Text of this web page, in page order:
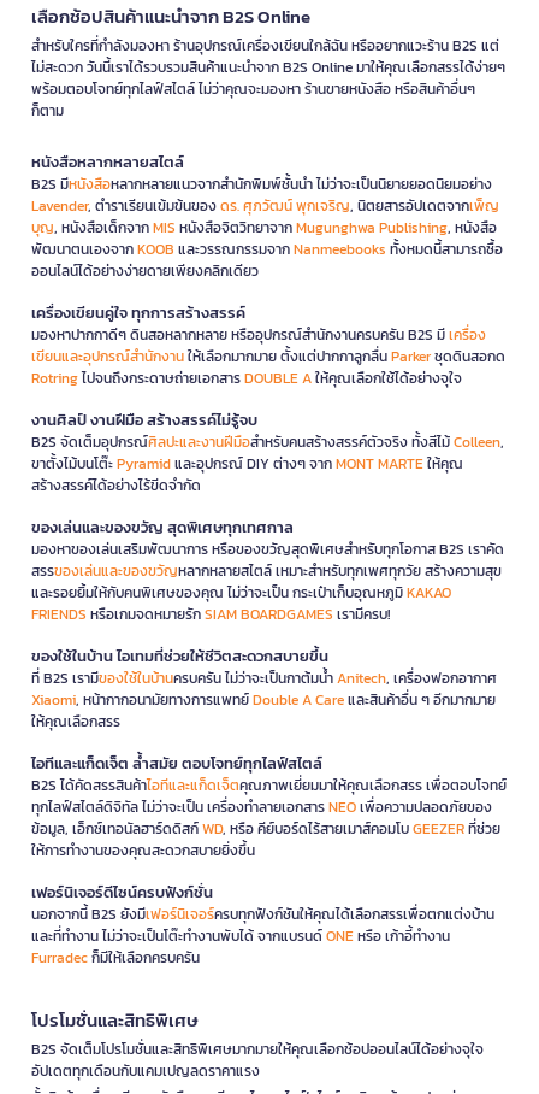
เลือกช้อปสินค้าแนะนำจาก B2S Online
สำหรับใครที่กำลังมองหา ร้านอุปกรณ์เครื่องเขียนใกล้ฉัน หรืออยากแวะร้าน B2S แต่
ไม่สะดวก วันนี้เราได้รวบรวมสินค้าแนะนำจาก B2S Online มาให้คุณเลือกสรรได้ง่ายๆ
พร้อมตอบโจทย์ทุกไลฟ์สไตล์ ไม่ว่าคุณจะมองหา ร้านขายหนังสือ หรือสินค้าอื่นๆ
ก็ตาม
หนังสือหลากหลายสไตล์
B2S มีหนังสือหลากหลายแนวจากสำนักพิมพ์ชั้นนำ ไม่ว่าจะเป็นนิยายยอดนิยมอย่าง
Lavender, ตำราเรียนเข้มข้นของดร. ศุภวัฒน์ พุกเจริญ, นิตยสารอัปเดตจากเพ็ญ
บุญ, หนังสือเด็กจากMIS หนังสือจิตวิทยาจากMugunghwa Publishing, หนังสือ
พัฒนาตนเองจากKOOB และวรรณกรรมจากNanmeebooks ทั้งหมดนี้สามารถซื้อ
ออนไลน์ได้อย่างง่ายดายเพียงคลิกเดียว
เครื่องเขียนคู่ใจ ทุกการสร้างสรรค์
มองหาปากกาดีๆ ดินสอหลากหลาย หรืออุปกรณ์สำนักงานครบครัน B2S มีเครื่อง
เขียนและอุปกรณ์สำนักงานให้เลือกมากมาย ตั้งแต่ปากกาลูกลื่นParkerชุดดินสอกด
Rotringไปจนถึงกระดาษถ่ายเอกสารDOUBLE Aให้คุณเลือกใช้ได้อย่างจุใจ
งานศิลป์ งานฝีมือ สร้างสรรค์ไม่รู้จบ
B2S จัดเต็มอุปกรณ์ศิลปะและงานฝีมือสำหรับคนสร้างสรรค์ตัวจริง ทั้งสีไม้Colleen,
ขาตั้งไม้บนโต๊ะPyramidและอุปกรณ์ DIY ต่างๆ จากMONT MARTEให้คุณ
สร้างสรรค์ได้อย่างไร้ขีดจำกัด
ของเล่นและของขวัญ สุดพิเศษทุกเทศกาล
มองหาของเล่นเสริมพัฒนาการ หรือของขวัญสุดพิเศษสำหรับทุกโอกาส B2S เราคัด
สรรของเล่นและของขวัญหลากหลายสไตล์ เหมาะสำหรับทุกเพศทุกวัย สร้างความสุข
และรอยยิ้มให้กับคนพิเศษของคุณ ไม่ว่าจะเป็น กระเป๋าเก็บอุณหภูมิKAKAO
FRIENDS หรือเกมจดหมายรักSIAM BOARDGAMES เรามีครบ!
ของใช้ในบ้าน ไอเทมที่ช่วยให้ชีวิตสะดวกสบายขึ้น
ที่ B2S เรามีของใช้ในบ้านครบครัน ไม่ว่าจะเป็นกาต้มน้ำAnitech, เครื่องฟอกอากาศ
Xiaomi, หน้ากากอนามัยทางการแพทย์Double A Careและสินค้าอื่น ๆ อีกมากมาย
ให้คุณเลือกสรร
ไอทีและแก็ดเจ็ต ล้ำสมัย ตอบโจทย์ทุกไลฟ์สไตล์
B2S ได้คัดสรรสินค้าไอทีและแก็ดเจ็ตคุณภาพเยี่ยมมาให้คุณเลือกสรร เพื่อตอบโจทย์
ทุกไลฟ์สไตล์ดิจิทัล ไม่ว่าจะเป็น เครื่องทำลายเอกสารNEOเพื่อความปลอดภัยของ
ข้อมูล, เอ็กซ์เทอนัลฮาร์ดดิสก์WD, หรือ คีย์บอร์ดไร้สายเมาส์คอมโบGEEZERที่ช่วย
ให้การทำงานของคุณสะดวกสบายยิ่งขึ้น
เฟอร์นิเจอร์ดีไซน์ครบฟังก์ชั่น
นอกจากนี้ B2S ยังมีเฟอร์นิเจอร์ครบทุกฟังก์ชันให้คุณได้เลือกสรรเพื่อตกแต่งบ้าน
และที่ทำงาน ไม่ว่าจะเป็นโต๊ะทำงานพับได้ จากแบรนด์ONEหรือ เก้าอี้ทำงาน
Furradecก็มีให้เลือกครบครัน
โปรโมชั่นและสิทธิพิเศษ
B2S จัดเต็มโปรโมชั่นและสิทธิพิเศษมากมายให้คุณเลือกช้อปออนไลน์ได้อย่างจุใจ
อัปเดตทุกเดือนกับแคมเปญลดราคาแรง